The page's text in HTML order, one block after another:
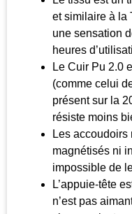
et similaire à la
une sensation
heures
Le Cuir Pu 2.0
(comme celui
présent sur la
résiste moins
Les
magnétisés ni
impossible de
L’appuie-tête
n’est pas